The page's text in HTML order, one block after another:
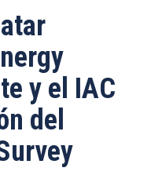
y el IAC
del